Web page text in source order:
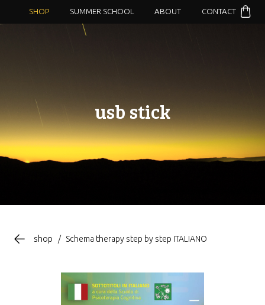
SHOP SUMMER SCHOOL ABOUT CONTACT
usb stick
shop / Schema therapy step by step ITALIANO